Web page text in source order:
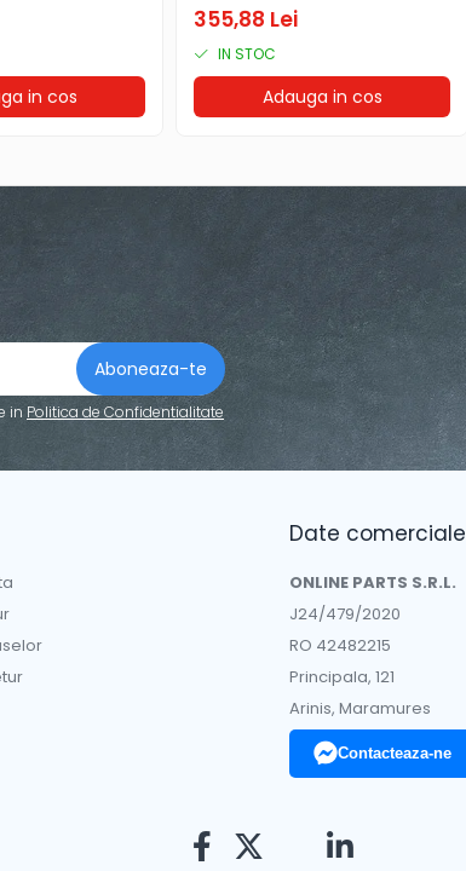
in cos
355,88 Lei
IN STOC
Adauga in cos
in Politica de Confidentialitate
Date comerciale
ONLINE PARTS S.R.L.
J24/479/2020
RO 42482215
Principala, 121
Arinis, Maramures
Contacteaza-ne